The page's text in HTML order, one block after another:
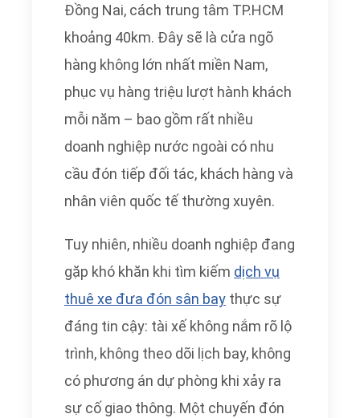
Đồng Nai, cách trung tâm TP.HCM
khoảng 40km. Đây sẽ là cửa ngõ
hàng không lớn nhất miền Nam,
phục vụ hàng triệu lượt hành khách
mỗi năm – bao gồm rất nhiều
doanh nghiệp nước ngoài có nhu
cầu đón tiếp đối tác, khách hàng và
nhân viên quốc tế thường xuyên.
Tuy nhiên, nhiều doanh nghiệp đang
gặp khó khăn khi tìm kiếm dịch vụ
thuê xe đưa đón sân bay thực sự
đáng tin cậy: tài xế không nắm rõ lộ
trình, không theo dõi lịch bay, không
có phương án dự phòng khi xảy ra
sự cố giao thông. Một chuyến đón